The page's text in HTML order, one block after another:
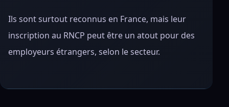
Ils sont surtout reconnus en France, mais leur
inscription au RNCP peut être un atout pour des
employeurs étrangers, selon le secteur.